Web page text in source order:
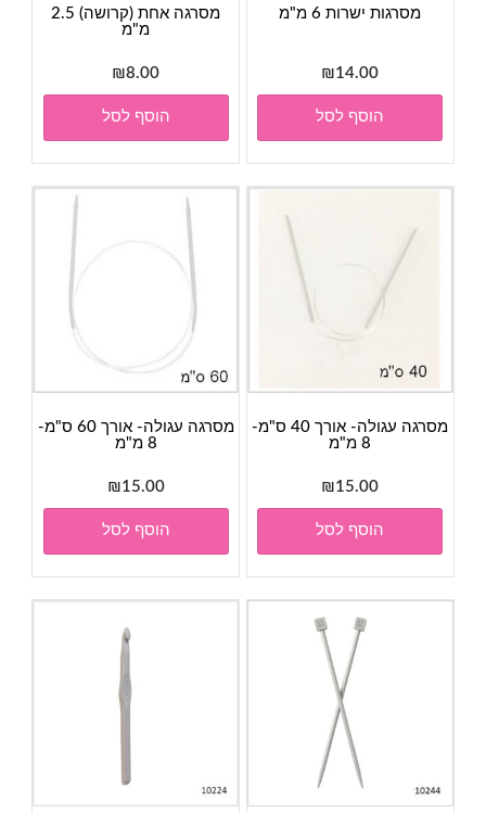
מסרגות ישרות 6 מ"מ
₪14.00
הוסף לסל
מסרגה אחת (קרושה) 2.5
מ"מ
₪8.00
הוסף לסל
מסרגה עגולה- אורך 40 ס"מ-
8 מ"מ
₪15.00
הוסף לסל
מסרגה עגולה- אורך 60 ס"מ-
8 מ"מ
₪15.00
הוסף לסל